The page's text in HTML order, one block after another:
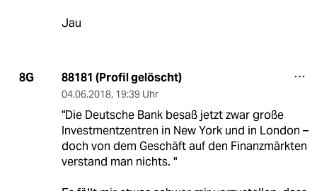
Jau
8G 88181 (Profil gelöscht)
04.06.2018, 19:39 Uhr
"Die Deutsche Bank besaß jetzt zwar große
Investmentzentren in New York und in London –
doch von dem Geschäft auf den Finanzmärkten
verstand man nichts. "